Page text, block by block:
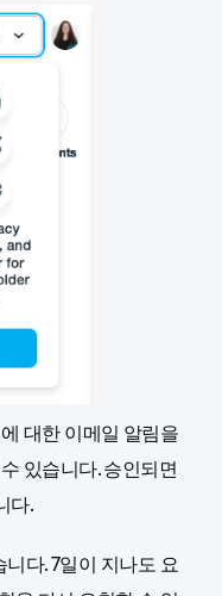
대한 이메일 알림을
있습니다. 승인되면
다.
다. 7일이 지나도 요